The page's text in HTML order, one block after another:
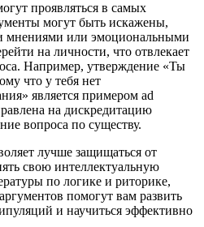
проявляться в самых
могут быть искажены,
или эмоциональными
на личности, что отвлекает
Например, утверждение «Ты
что у тебя нет
является примером ad
на дискредитацию
вопроса по существу.
лучше защищаться от
свою интеллектуальную
по логике и риторике,
помогут вам развить
и научиться эффективно